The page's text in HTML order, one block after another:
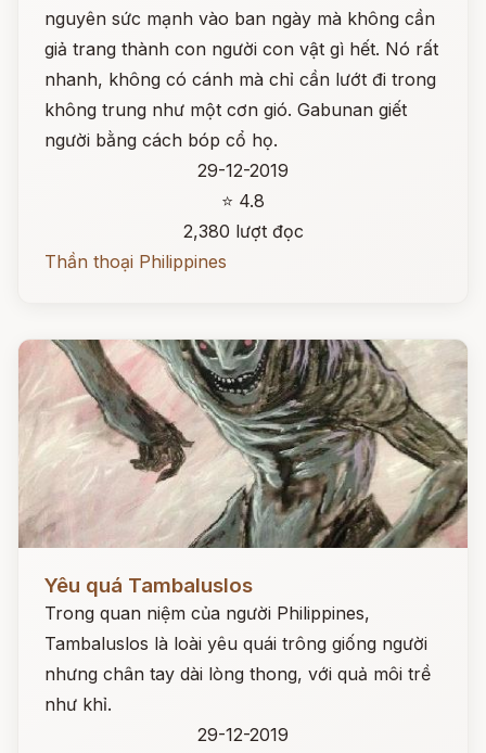
nguyên sức mạnh vào ban ngày mà không cần
giả trang thành con người con vật gì hết. Nó rất
nhanh, không có cánh mà chỉ cần lướt đi trong
không trung như một cơn gió. Gabunan giết
người bằng cách bóp cổ họ.
29-12-2019
⭐ 4.8
2,380 lượt đọc
Thần thoại Philippines
Yêu quá Tambaluslos
Trong quan niệm của người Philippines,
Tambaluslos là loài yêu quái trông giống người
nhưng chân tay dài lòng thong, với quả môi trề
như khỉ.
29-12-2019